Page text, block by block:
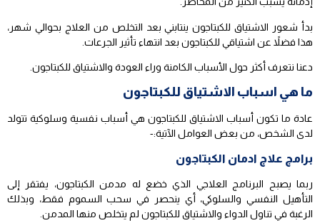
بدأ شعور الاشتياق للكبتاجون ينتابني بعد التخلص من العلاج بحوالي شهر،
هذا فضلاً عن اشتياقي للكبتاجون بعد انتهاء تأثير الجرعات.
دعنا نتعرف أكثر حول الأسباب الكامنة وراء العودة والاشتياق للكبتاجون.
ما هي اسباب الاشتياق للكبتاجون
عادة ما تكون أسباب الاشتياق للكبتاجون هي أسباب نفسية وسلوكية تتولد
لدى الشخص، من بعض العوامل الآتية:-
برامج علاج ادمان الكبتاجون
ربما يصبح البرنامج العلاجي الذي خضع له مدمن الكبتاجون، يفتقر إلى
التأهيل النفسي والسلوكي، أي ينحصر في سحب السموم فقط، وبذلك
الرغبة في تناول الدواء والاشتياق للكبتاجون لم يتخلص منها المدمن.